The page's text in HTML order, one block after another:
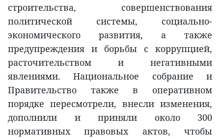
строительства, совершенствования
политической системы, социально-
экономического развития, а также
предупреждения и борьбы с коррупцией,
расточительством и негативными
явлениями. Национальное собрание и
Правительство также в оперативном
порядке пересмотрели, внесли изменения,
дополнили и приняли около 300
нормативных правовых актов, чтобы